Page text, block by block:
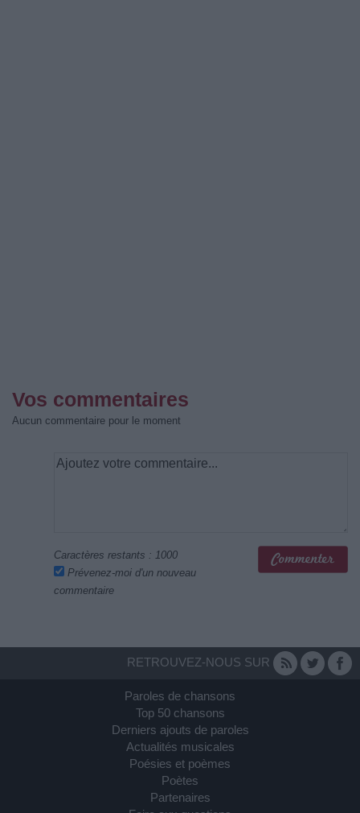
Vos commentaires
Aucun commentaire pour le moment
Caractères restants : 1000
Prévenez-moi d'un nouveau
commentaire
RETROUVEZ-NOUS SUR
Paroles de chansons
Top 50 chansons
Derniers ajouts de paroles
Actualités musicales
Poésies et poèmes
Poètes
Partenaires